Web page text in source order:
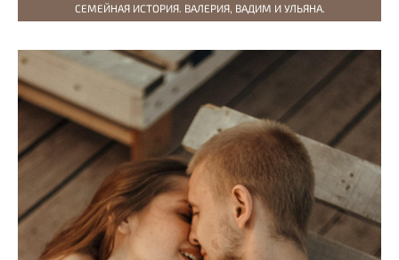
СЕМЕЙНАЯ ИСТОРИЯ. ВАЛЕРИЯ, ВАДИМ И УЛЬЯНА.